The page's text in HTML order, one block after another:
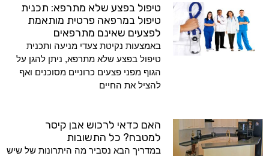
טיפול בפצע שלא מתרפא: תכנית
טיפול במרפאה פרטית מותאמת
לפצעים שאינם מתרפאים
באמצעות נקיטת צעדי מניעה ותכנית
טיפול בפצע שלא מתרפא, ניתן להגן על
הגוף מפני פצעים כרוניים מסוכנים ואף
להציל את החיים
האם כדאי לרכוש אבן קיסר
למטבח? כל התשובות
במדריך הבא נסביר מה היתרונות של שיש